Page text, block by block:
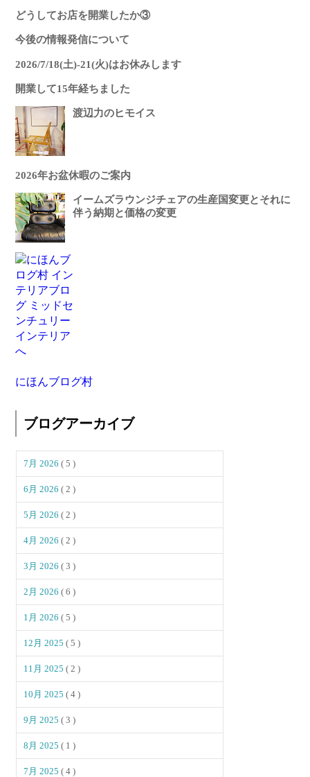
どうしてお店を開業したか③
今後の情報発信について
2026/7/18(土)-21(火)はお休みします
開業して15年経ちました
渡辺力のヒモイス
2026年お盆休暇のご案内
イームズラウンジチェアの生産国変更とそれに
伴う納期と価格の変更
にほんブログ村
ブログアーカイブ
7月 2026( 5 )
6月 2026( 2 )
5月 2026( 2 )
4月 2026( 2 )
3月 2026( 3 )
2月 2026( 6 )
1月 2026( 5 )
12月 2025( 5 )
11月 2025( 2 )
10月 2025( 4 )
9月 2025( 3 )
8月 2025( 1 )
7月 2025( 4 )